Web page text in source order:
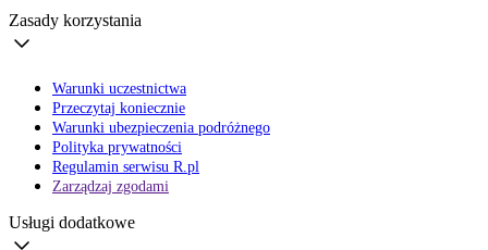
Zasady korzystania
Warunki uczestnictwa
Przeczytaj koniecznie
Warunki ubezpieczenia podróżnego
Polityka prywatności
Regulamin serwisu R.pl
Zarządzaj zgodami
Usługi dodatkowe